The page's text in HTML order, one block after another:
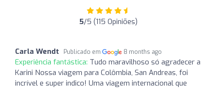
5/5 (115 Opiniões)
Carla Wendt Publicado em 8 months ago
Experiência fantástica: Tudo maravilhoso só agradecer a
Karini Nossa viagem para Colômbia, San Andreas, foi
incrível e super indico! Uma viagem internacional que